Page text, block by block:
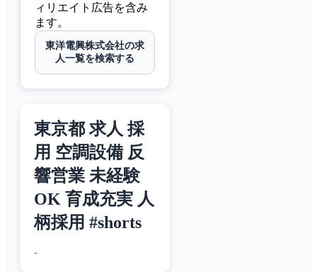
ィリエイト広告を含み
ます。
東洋電興株式会社の求
人一覧を検索する
東京都 求人 採
用 空調設備 反
響営業 未経験
OK 育成充実 人
柄採用 #shorts
-